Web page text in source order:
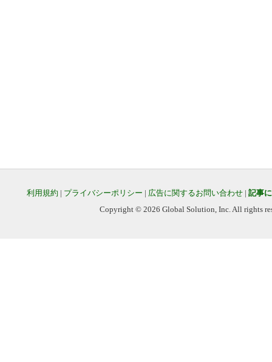
利用規約 | プライバシーポリシー | 広告に関するお問い合わせ | 記事
Copyright © 2026 Global Solution, Inc. All rights